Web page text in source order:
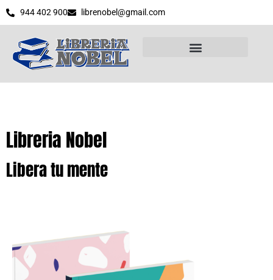
944 402 900 librenobel@gmail.com
Libreria Nobel
Libera tu mente